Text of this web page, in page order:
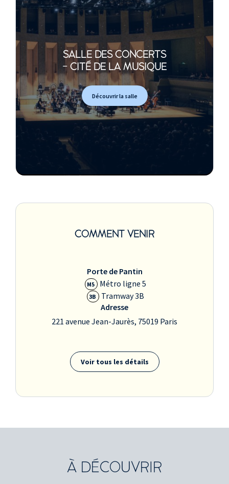
SALLE DES CONCERTS
- CITÉ DE LA MUSIQUE
Découvrir la salle
COMMENT VENIR
Porte de Pantin
M5 Métro ligne 5
3B
Tramway 3B
Adresse
221 avenue Jean-Jaurès, 75019 Paris
Voir tous les détails
À DÉCOUVRIR